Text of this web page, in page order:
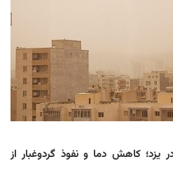
کاهش دما و نفوذ گردوغبار از